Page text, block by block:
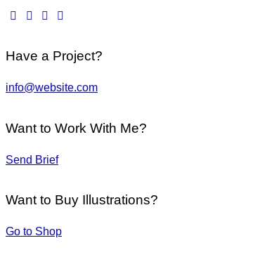
Have a Project?
info@website.com
Want to Work With Me?
Send Brief
Want to Buy Illustrations?
Go to Shop